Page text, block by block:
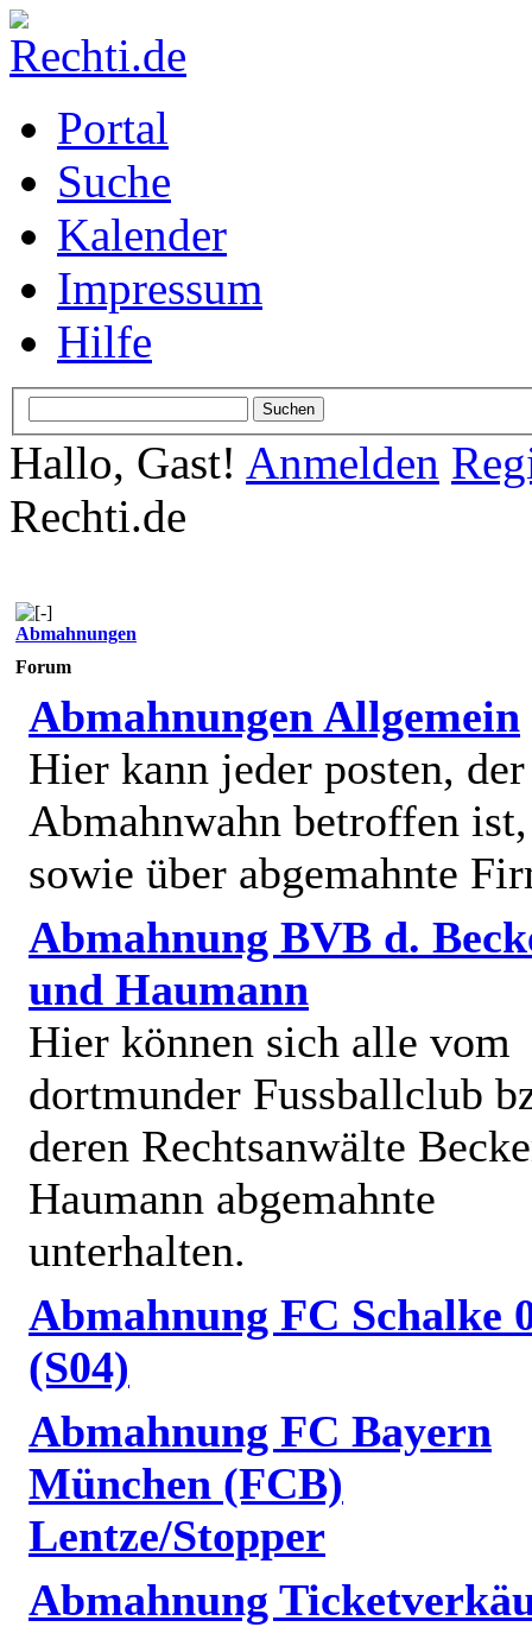
Portal
Suche
Kalender
Impressum
Hilfe
Hallo, Gast! Anmelden
Rechti.de
Abmahnungen
Forum
Abmahnungen Allgemein
Hier kann jeder posten,
Abmahnwahn betroffen ist,
sowie über abgemahnte
Abmahnung BVB d.
und Haumann
Hier können sich alle vom
dortmunder Fussballclub
deren Rechtsanwälte
Haumann abgemahnte
unterhalten.
Abmahnung FC Schalke
(S04)
Abmahnung FC Bayern
München (FCB)
Lentze/Stopper
Abmahnung